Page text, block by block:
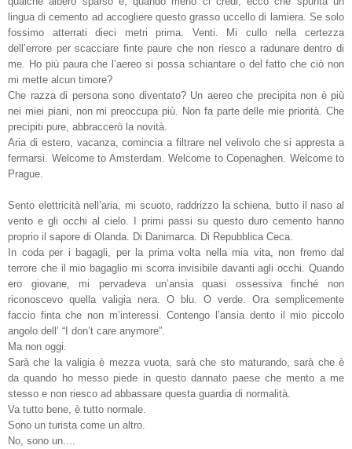
lingua di cemento ad accogliere questo grasso uccello di lamiera. Se solo
fossimo atterrati dieci metri prima. Venti. Mi cullo nella certezza
dell’errore per scacciare finte paure che non riesco a radunare dentro di
me. Ho più paura che l’aereo si possa schiantare o del fatto che ciò non
mi mette alcun timore?
Che razza di persona sono diventato? Un aereo che precipita non è più
nei miei piani, non mi preoccupa più. Non fa parte delle mie priorità. Che
precipiti pure, abbraccerò la novità.
Aria di estero, vacanza, comincia a filtrare nel velivolo che si appresta a
fermarsi. Welcome to Amsterdam. Welcome to Copenaghen. Welcome to
Prague.
Sento elettricità nell’aria, mi scuoto, raddrizzo la schiena, butto il naso al
vento e gli occhi al cielo. I primi passi su questo duro cemento hanno
proprio il sapore di Olanda. Di Danimarca. Di Repubblica Ceca.
In coda per i bagagli, per la prima volta nella mia vita, non fremo dal
terrore che il mio bagaglio mi scorra invisibile davanti agli occhi. Quando
ero giovane, mi pervadeva un’ansia quasi ossessiva finché non
riconoscevo quella valigia nera. O blu. O verde. Ora semplicemente
faccio finta che non m’interessi. Contengo l’ansia dento il mio piccolo
angolo dell’ “I don’t care anymore”.
Ma non oggi.
Sarà che la valigia è mezza vuota, sarà che sto maturando, sarà che è
da quando ho messo piede in questo dannato paese che mento a me
stesso e non riesco ad abbassare questa guardia di normalità.
Va tutto bene, è tutto normale.
Sono un turista come un altro.
No, sono un....